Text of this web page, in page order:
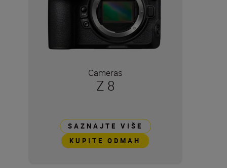
Cameras
Z 8
SAZNAJTE VIŠE
KUPITE ODMAH